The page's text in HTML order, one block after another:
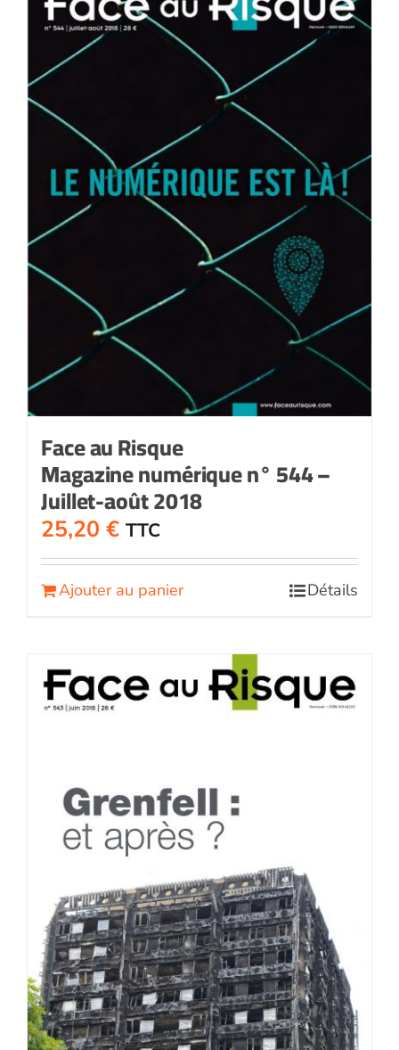
Face au Risque
Magazine numérique n° 544 –
Juillet-août 2018
25,20 € TTC
Ajouter au panier Détails